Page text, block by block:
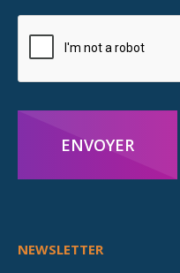
ENVOYER
NEWSLETTER